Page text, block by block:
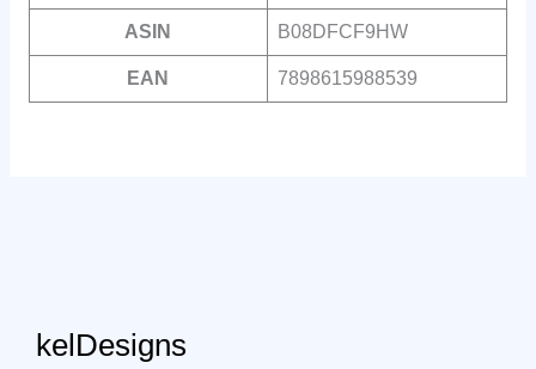
ASIN ‎B08DFCF9HW
EAN ‎7898615988539
kelDesigns